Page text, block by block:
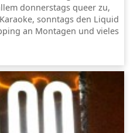
donnerstags queer zu,
sonntags den Liquid
an Montagen und vieles